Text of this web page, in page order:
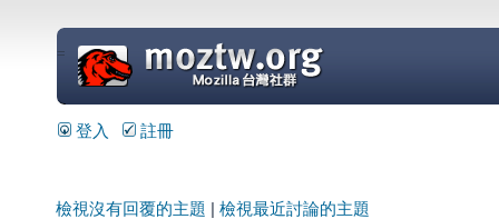
=
登入 註冊
檢視沒有回覆的主題 檢視最近討論的主題